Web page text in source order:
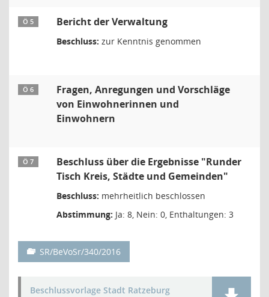
Ö 5 Bericht der Verwaltung
Beschluss: zur Kenntnis genommen
Ö 6
Fragen, Anregungen und Vorschläge
von Einwohnerinnen und
Einwohnern
Ö 7
Beschluss über die Ergebnisse "Runder
Tisch Kreis, Städte und Gemeinden"
Beschluss: mehrheitlich beschlossen
Abstimmung: Ja: 8, Nein: 0, Enthaltungen: 3
SR/BeVoSr/340/2016
Beschlussvorlage Stadt Ratzeburg